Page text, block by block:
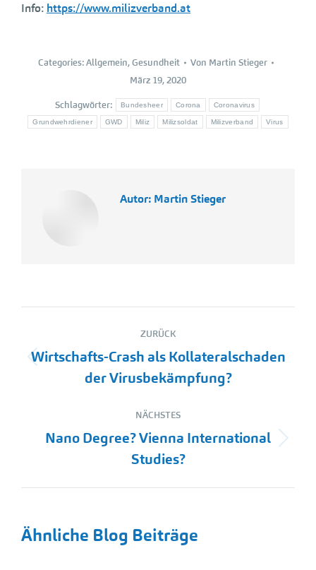
Info: https://www.milizverband.at
Categories:Allgemein,Gesundheit Von Martin Stieger
März 19, 2020
Schlagwörter: Bundesheer Corona Coronavirus
Grundwehrdiener GWD Miliz Milizsoldat Milizverband Virus
Autor: Martin Stieger
Kommentarnavigation
ZURÜCK
Vorheriger
Beitrag:
Wirtschafts-Crash als Kollateralschaden
der Virusbekämpfung?
NÄCHSTES
Nächster
Beitrag:
Nano Degree? Vienna International
Studies?
Ähnliche Blog Beiträge